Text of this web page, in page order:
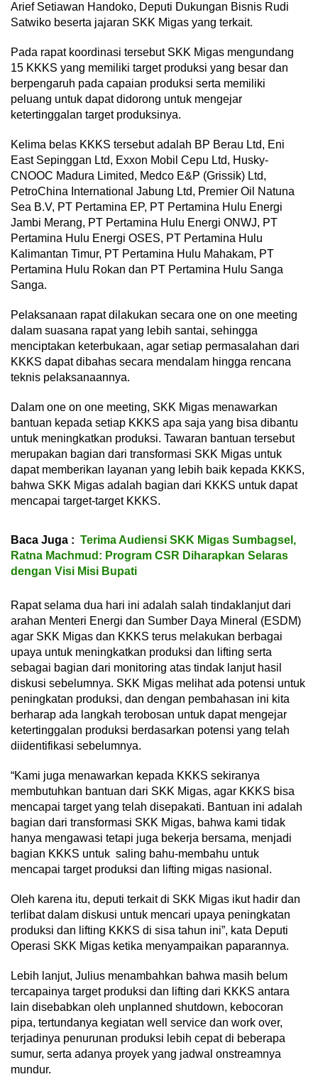
Arief Setiawan Handoko, Deputi Dukungan Bisnis Rudi
Satwiko beserta jajaran SKK Migas yang terkait.
Pada rapat koordinasi tersebut SKK Migas mengundang
15 KKKS yang memiliki target produksi yang besar dan
berpengaruh pada capaian produksi serta memiliki
peluang untuk dapat didorong untuk mengejar
ketertinggalan target produksinya.
Kelima belas KKKS tersebut adalah BP Berau Ltd, Eni
East Sepinggan Ltd, Exxon Mobil Cepu Ltd, Husky-
CNOOC Madura Limited, Medco E&P (Grissik) Ltd,
PetroChina International Jabung Ltd, Premier Oil Natuna
Sea B.V, PT Pertamina EP, PT Pertamina Hulu Energi
Jambi Merang, PT Pertamina Hulu Energi ONWJ, PT
Pertamina Hulu Energi OSES, PT Pertamina Hulu
Kalimantan Timur, PT Pertamina Hulu Mahakam, PT
Pertamina Hulu Rokan dan PT Pertamina Hulu Sanga
Sanga.
Pelaksanaan rapat dilakukan secara one on one meeting
dalam suasana rapat yang lebih santai, sehingga
menciptakan keterbukaan, agar setiap permasalahan dari
KKKS dapat dibahas secara mendalam hingga rencana
teknis pelaksanaannya.
Dalam one on one meeting, SKK Migas menawarkan
bantuan kepada setiap KKKS apa saja yang bisa dibantu
untuk meningkatkan produksi. Tawaran bantuan tersebut
merupakan bagian dari transformasi SKK Migas untuk
dapat memberikan layanan yang lebih baik kepada KKKS,
bahwa SKK Migas adalah bagian dari KKKS untuk dapat
mencapai target-target KKKS.
Baca Juga : Terima Audiensi SKK Migas Sumbagsel,
Ratna Machmud: Program CSR Diharapkan Selaras
dengan Visi Misi Bupati
Rapat selama dua hari ini adalah salah tindaklanjut dari
arahan Menteri Energi dan Sumber Daya Mineral (ESDM)
agar SKK Migas dan KKKS terus melakukan berbagai
upaya untuk meningkatkan produksi dan lifting serta
sebagai bagian dari monitoring atas tindak lanjut hasil
diskusi sebelumnya. SKK Migas melihat ada potensi untuk
peningkatan produksi, dan dengan pembahasan ini kita
berharap ada langkah terobosan untuk dapat mengejar
ketertinggalan produksi berdasarkan potensi yang telah
diidentifikasi sebelumnya.
“Kami juga menawarkan kepada KKKS sekiranya
membutuhkan bantuan dari SKK Migas, agar KKKS bisa
mencapai target yang telah disepakati. Bantuan ini adalah
bagian dari transformasi SKK Migas, bahwa kami tidak
hanya mengawasi tetapi juga bekerja bersama, menjadi
bagian KKKS untuk saling bahu-membahu untuk
mencapai target produksi dan lifting migas nasional.
Oleh karena itu, deputi terkait di SKK Migas ikut hadir dan
terlibat dalam diskusi untuk mencari upaya peningkatan
produksi dan lifting KKKS di sisa tahun ini”, kata Deputi
Operasi SKK Migas ketika menyampaikan paparannya.
Lebih lanjut, Julius menambahkan bahwa masih belum
tercapainya target produksi dan lifting dari KKKS antara
lain disebabkan oleh unplanned shutdown, kebocoran
pipa, tertundanya kegiatan well service dan work over,
terjadinya penurunan produksi lebih cepat di beberapa
sumur, serta adanya proyek yang jadwal onstreamnya
mundur.